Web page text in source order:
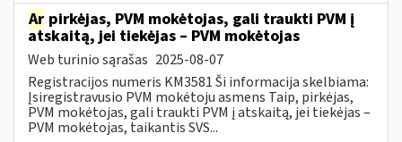
Ar pirkėjas, PVM mokėtojas, gali traukti PVM į
atskaitą, jei tiekėjas – PVM mokėtojas
Web turinio sąrašas 2025-08-07
Registracijos numeris KM3581 Ši informacija skelbiama:
Įsiregistravusio PVM mokėtoju asmens Taip, pirkėjas,
PVM mokėtojas, gali traukti PVM į atskaitą, jei tiekėjas –
PVM mokėtojas, taikantis SVS...